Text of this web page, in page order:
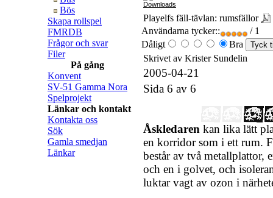
Bös
Skapa rollspel
FMRDB
Frågor och svar
Filer
På gång
Konvent
SV-51 Gamma Nora
Spelprojekt
Länkar och kontakt
Kontakta oss
Sök
Gamla smedjan
Länkar
Playelfs fäll-tävlan: rumsfällor
Användarna tycker::
/ 1
Dåligt
Bra
Skrivet av Krister Sundelin
2005-04-21
Sida 6 av 6
Åskledaren kan lika lätt
en korridor som i ett rum.
består av två metallplattor,
och en i golvet, och
luktar vagt av ozon i